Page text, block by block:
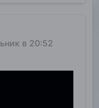
в 20:52